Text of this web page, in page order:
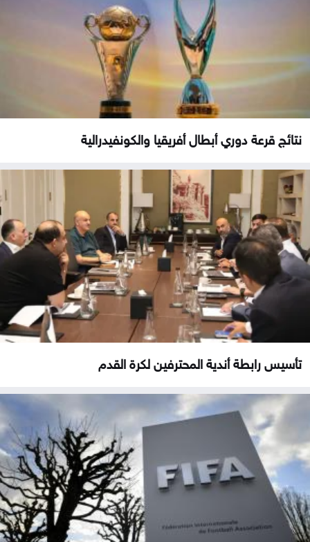
نتائج قرعة دوري أبطال أفريقيا والكونفيدرالية
تأسيس رابطة أندية المحترفين لكرة القدم